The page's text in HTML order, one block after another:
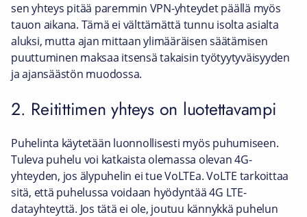
sen yhteys pitää paremmin VPN-yhteydet päällä myös
tauon aikana. Tämä ei välttämättä tunnu isolta asialta
aluksi, mutta ajan mittaan ylimääräisen säätämisen
puuttuminen maksaa itsensä takaisin työtyytyväisyyden
ja ajansäästön muodossa.
2. Reitittimen yhteys on luotettavampi
Puhelinta käytetään luonnollisesti myös puhumiseen.
Tuleva puhelu voi katkaista olemassa olevan 4G-
yhteyden, jos älypuhelin ei tue VoLTEa. VoLTE tarkoittaa
sitä, että puhelussa voidaan hyödyntää 4G LTE-
datayhteyttä. Jos tätä ei ole, joutuu kännykkä puhelun